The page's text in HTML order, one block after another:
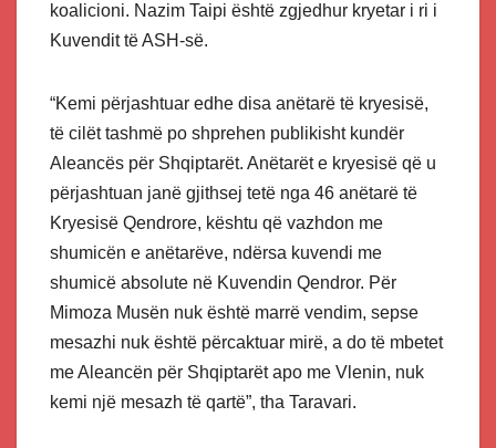
koalicioni. Nazim Taipi është zgjedhur kryetar i ri i
Kuvendit të ASH-së.
“Kemi përjashtuar edhe disa anëtarë të kryesisë,
të cilët tashmë po shprehen publikisht kundër
Aleancës për Shqiptarët. Anëtarët e kryesisë që u
përjashtuan janë gjithsej tetë nga 46 anëtarë të
Kryesisë Qendrore, kështu që vazhdon me
shumicën e anëtarëve, ndërsa kuvendi me
shumicë absolute në Kuvendin Qendror. Për
Mimoza Musën nuk është marrë vendim, sepse
mesazhi nuk është përcaktuar mirë, a do të mbetet
me Aleancën për Shqiptarët apo me Vlenin, nuk
kemi një mesazh të qartë”, tha Taravari.